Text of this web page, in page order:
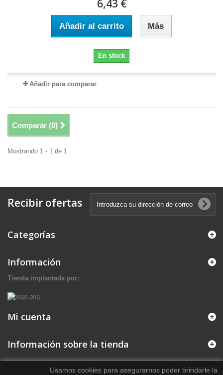
6,43 €
Añadir al carrito Más
En stock
Añadir para comparar
Comparar (0)
Mostrando 1 - 1 de 1
Recibir ofertas
Categorías
Información
Tienda implantada por:
Mi cuenta
Información sobre la tienda
Usamos cookies para asegurarnos poder brindarle la